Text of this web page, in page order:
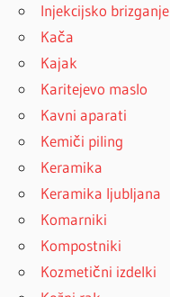
Injekcijsko brizganje
Kača
Kajak
Karitejevo maslo
Kavni aparati
Kemiči piling
Keramika
Keramika ljubljana
Komarniki
Kompostniki
Kozmetični izdelki